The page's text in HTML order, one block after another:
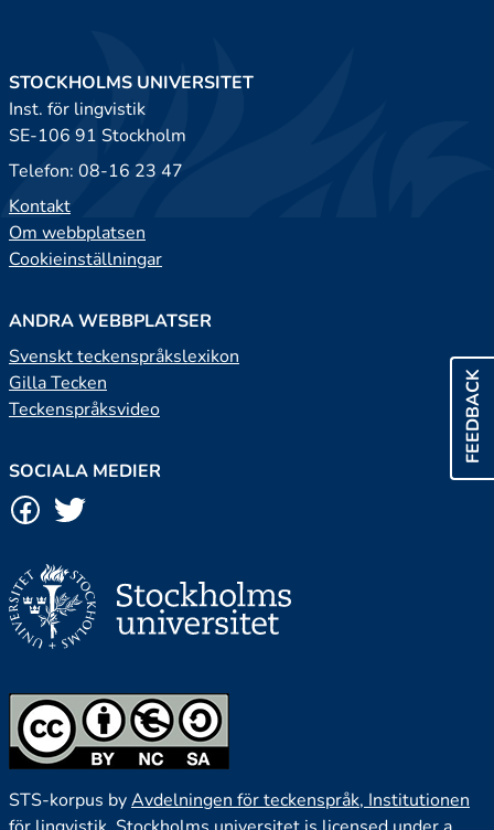
FEEDBACK
STOCKHOLMS UNIVERSITET
Inst. för lingvistik
SE-106 91 Stockholm
Telefon: 08-16 23 47
Kontakt
Om webbplatsen
Cookieinställningar
ANDRA WEBBPLATSER
Svenskt teckenspråkslexikon
Gilla Tecken
Teckenspråksvideo
SOCIALA MEDIER
STS-korpus byAvdelningen för teckenspråk, Institutionen